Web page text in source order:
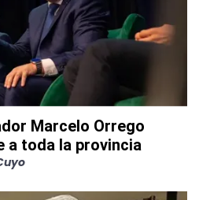
Marcelo Orrego
a toda la provincia